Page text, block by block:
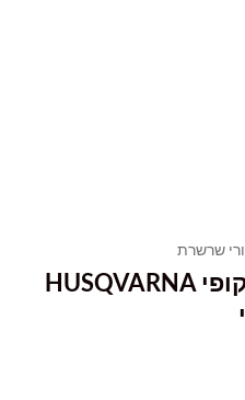
שרשרת
מסור משור גובה טלסקופי HUSQVARNA